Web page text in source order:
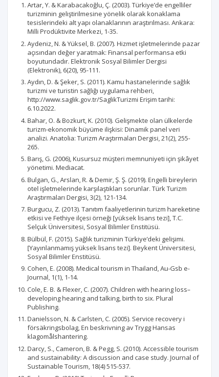
Artar, Y. & Karabacakoğlu, Ç. (2003). Türkiye’de engelliler
turizminin geliştirilmesine yönelik olarak konaklama
tesislerindeki alt yapı olanaklarının araştırılması. Ankara:
Milli Prodüktivite Merkezi, 1-35.
Aydeniz, N. & Yüksel, B. (2007). Hizmet işletmelerinde pazar
açısından değer yaratmak: Finansal performansa etki
boyutundadır. Elektronik Sosyal Bilimler Dergisi
(Elektronik), 6(20), 95-111.
Aydın, D. & Şeker, S. (2011). Kamu hastanelerinde sağlık
turizmi ve turistin sağlığı uygulama rehberi,
http://www.saglik.gov.tr/SaglikTurizmi Erişim tarihi:
6.10.2022.
Bahar, O. & Bozkurt, K. (2010). Gelişmekte olan ülkelerde
turizm-ekonomik büyüme ilişkisi: Dinamik panel veri
analizi. Anatolia: Turizm Araştırmaları Dergisi, 21(2), 255-
265.
Barış, G. (2006), Kusursuz müşteri memnuniyeti için şikâyet
yönetimi. Mediacat.
Bulgan, G., Arslan, R. & Demir, Ş. Ş. (2019). Engelli bireylerin
otel işletmelerinde karşılaştıkları sorunlar. Türk Turizm
Araştırmaları Dergisi, 3(2), 121-134.
Burgucu, Z. (2013). Tanıtım faaliyetlerinin turizm hareketine
etkisi ve Fethiye ilçesi örneği [yüksek lisans tezi], T.C.
Selçuk Üniversitesi, Sosyal Bilimler Enstitüsü.
Bülbül, F. (2015). Sağlık turizminin Türkiye’deki gelişimi.
[Yayınlanmamış yüksek lisans tezi]. Beykent Üniversitesi,
Sosyal Bilimler Enstitüsü.
Cohen, E. (2008). Medical tourism in Thailand, Au-Gsb e-
Journal, 1(1), 1-14.
Cole, E. B. & Flexer, C. (2007). Children with hearing loss–
developing hearing and talking, birth to six. Plural
Publishing.
Danielsson, N. & Carlsten, C. (2005). Service recovery i
försäkringsbolag, En beskrivning av Trygg Hansas
klagomålshantering.
Darcy, S., Cameron, B. & Pegg, S. (2010). Accessible tourism
and sustainability: A discussion and case study. Journal of
Sustainable Tourism, 18(4) 515-537.